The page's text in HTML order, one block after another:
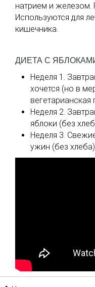
натрием и железом.
Используются для
кишечника.
ДИЕТА С
Неделя 1.
хочется (но в
вегетарианская
Неделя 2.
яблоки (без
Неделя 3.
ужин (без